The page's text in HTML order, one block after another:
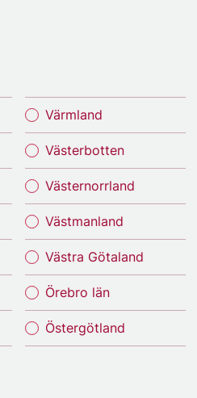
Värmland
Västerbotten
Västernorrland
Västmanland
Västra Götaland
Örebro län
Östergötland